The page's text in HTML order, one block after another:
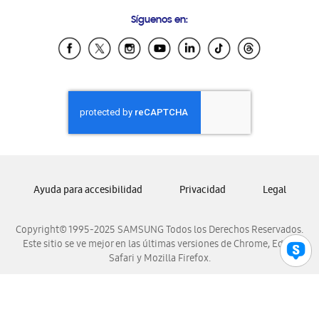
Samsung Ecuador
Samsung El Salvador
Samsung Honduras
Samsung Nicaragua
Samsung Panamá
Samsung Venezuela
Síguenos en:
Copyright© 1995-2025 SAMSUNG Todos los Derechos Reservados.
Este sitio se ve mejor en las últimas versiones de Chrome, Edge,
Safari y Mozilla Firefox.
Ayuda para accesibilidad Privacidad Legal